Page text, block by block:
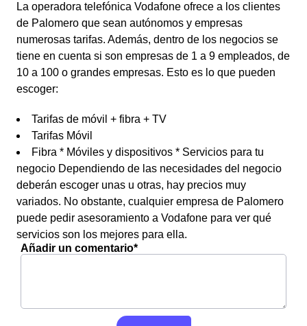
La operadora telefónica Vodafone ofrece a los clientes
de Palomero que sean autónomos y empresas
numerosas tarifas. Además, dentro de los negocios se
tiene en cuenta si son empresas de 1 a 9 empleados, de
10 a 100 o grandes empresas. Esto es lo que pueden
escoger:
Tarifas de móvil + fibra + TV
Tarifas Móvil
Fibra * Móviles y dispositivos * Servicios para tu
negocio Dependiendo de las necesidades del negocio
deberán escoger unas u otras, hay precios muy
variados. No obstante, cualquier empresa de Palomero
puede pedir asesoramiento a Vodafone para ver qué
servicios son los mejores para ella.
Añadir un comentario*